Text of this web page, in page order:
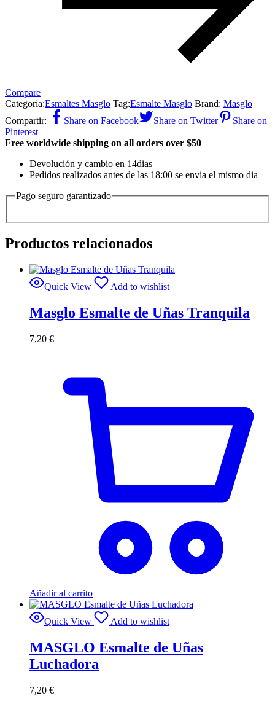
Compare
Categoria:Esmaltes Masglo Tag:Esmalte Masglo Brand: Masglo
Compartir:
Share on Facebook Share on Twitter
Share on
Pinterest
Free worldwide shipping on all orders over $50
Devolución y cambio en 14dias
Pedidos realizados antes de las 18:00 se envia el mismo dia
Pago seguro garantizado
Productos relacionados
Quick View Add to wishlist
Masglo Esmalte de Uñas Tranquila
7,20 €
Añadir al carrito
Quick View Add to wishlist
MASGLO Esmalte de Uñas
Luchadora
7,20 €